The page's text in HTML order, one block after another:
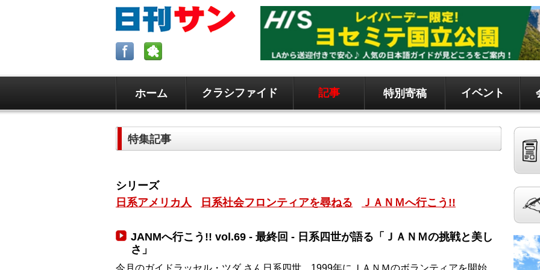
ホーム クラシファイド 記事 特別寄稿 イベント
ロサンゼルスの求人、クラシファイド、地元情報など
日刊サンはロサンゼルスの日本語新聞です。 記事は毎日更新、求人、クラシファイドは
毎週木曜5時更新。
特集記事
シリーズ
日系アメリカ人
日系社会フロンティアを尋ねる ＪＡＮＭへ行こう!!
JANMへ行こう!! vol.69 - 最終回 - 日系四世が語る「ＪＡＮＭの挑戦と美し
さ」
今月のガイドラッセル・ツダ さん日系四世。1999年にＪＡＮＭのボランティアを開始。